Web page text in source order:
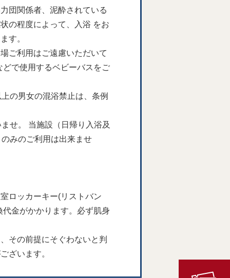
団関係者、泥酔されている
の程度によって、入浴 をお
す。
ご利用はご遠慮いただいて
で使用するベビーバスをご
の男女の混浴禁止は、条例
せ。 当施設（日帰り入浴及
みのご利用は出来ませ
ロッカーキー(リストバン
金がかかります。必ず肌身
その前提にそぐわないと判
ざいます。